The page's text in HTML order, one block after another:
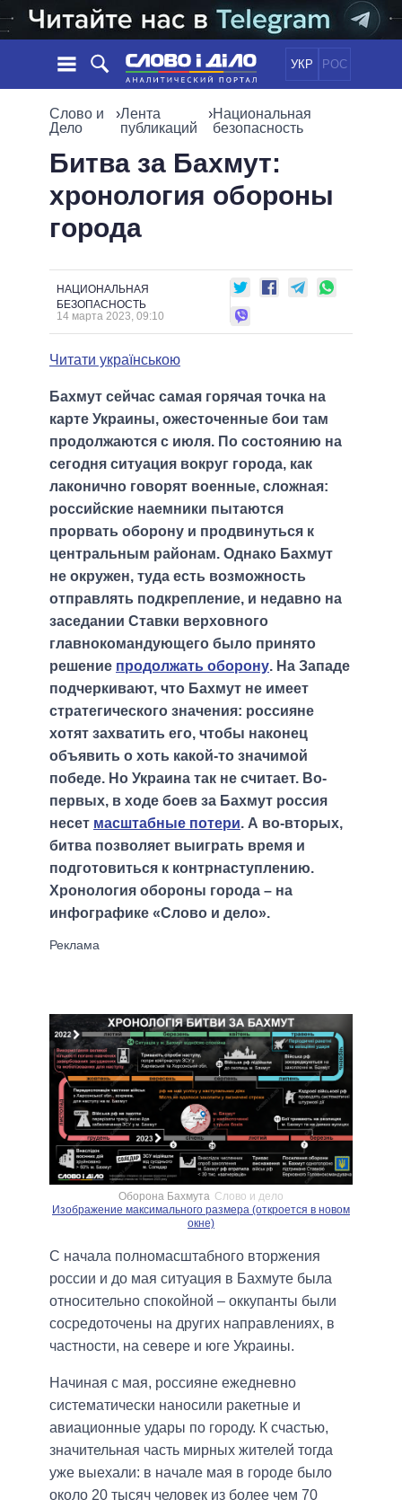
УКР РОС
НОВОСТИ
СТАТЬИ
МНЕНИЯ
ДАЙДЖЕСТЫ
ЭКОНОМИКА
ОБЩЕСТВО
ОБЕЩАНИЯ
ПОЛИТИКИ
ВСЕ ПОЛИТИКИ
ВЕРХОВНАЯ РАДА
КАБИНЕТ МИНИСТРОВ
ГЛАВЫ ОБЛАДМИНИСТРАЦИЙ
МЭРЫ
ВСЕ ПЕРСОНЫ
ВИДЕО
ПОДДЕРЖАТЬ
СРАВНЕНИЕ ПОЛИТИКОВ
Слово и
Дело
›Лента
публикаций
›Национальная
безопасность
Битва за Бахмут:
хронология обороны
города
НАЦИОНАЛЬНАЯ
БЕЗОПАСНОСТЬ
14 марта 2023, 09:10
Читати українською
Бахмут сейчас самая горячая точка на
карте Украины, ожесточенные бои там
продолжаются с июля. По состоянию на
сегодня ситуация вокруг города, как
лаконично говорят военные, сложная:
российские наемники пытаются
прорвать оборону и продвинуться к
центральным районам. Однако Бахмут
не окружен, туда есть возможность
отправлять подкрепление, и недавно на
заседании Ставки верховного
главнокомандующего было принято
решение продолжать оборону. На Западе
подчеркивают, что Бахмут не имеет
стратегического значения: россияне
хотят захватить его, чтобы наконец
объявить о хоть какой-то значимой
победе. Но Украина так не считает. Во-
первых, в ходе боев за Бахмут россия
несет масштабные потери. А во-вторых,
битва позволяет выиграть время и
подготовиться к контрнаступлению.
Хронология обороны города – на
инфографике «Слово и дело».
Оборона Бахмута Слово и дело
Изображение максимального размера (откроется в новом
окне)
С начала полномасштабного вторжения
россии и до мая ситуация в Бахмуте была
относительно спокойной – оккупанты были
сосредоточены на других направлениях, в
частности, на севере и юге Украины.
Начиная с мая, россияне ежедневно
систематически наносили ракетные и
авиационные удары по городу. К счастью,
значительная часть мирных жителей тогда
уже выехали: в начале мая в городе было
около 20 тысяч человек из более чем 70